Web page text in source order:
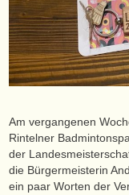
Am vergangenen
Rintelner
der
die Bürgermeisterin
ein paar Worten der